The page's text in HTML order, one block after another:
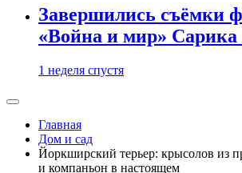
Завершились съёмки
«Война и мир» Сарика
1 неделя спустя
Главная
Дом и сад
Йоркширский терьер: крысолов из
и компаньон в настоящем